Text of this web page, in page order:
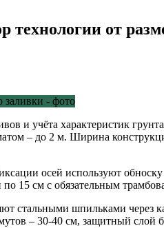
от
и учёта характеристик
– до 2 м. Ширина
осей используют
15 см с обязательным
стальными шпильками
– 30-40 см, защитный слой